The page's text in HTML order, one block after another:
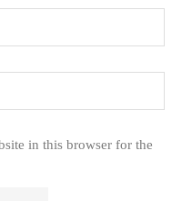
in this browser for the